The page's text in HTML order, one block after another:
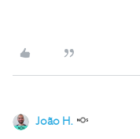
João H.